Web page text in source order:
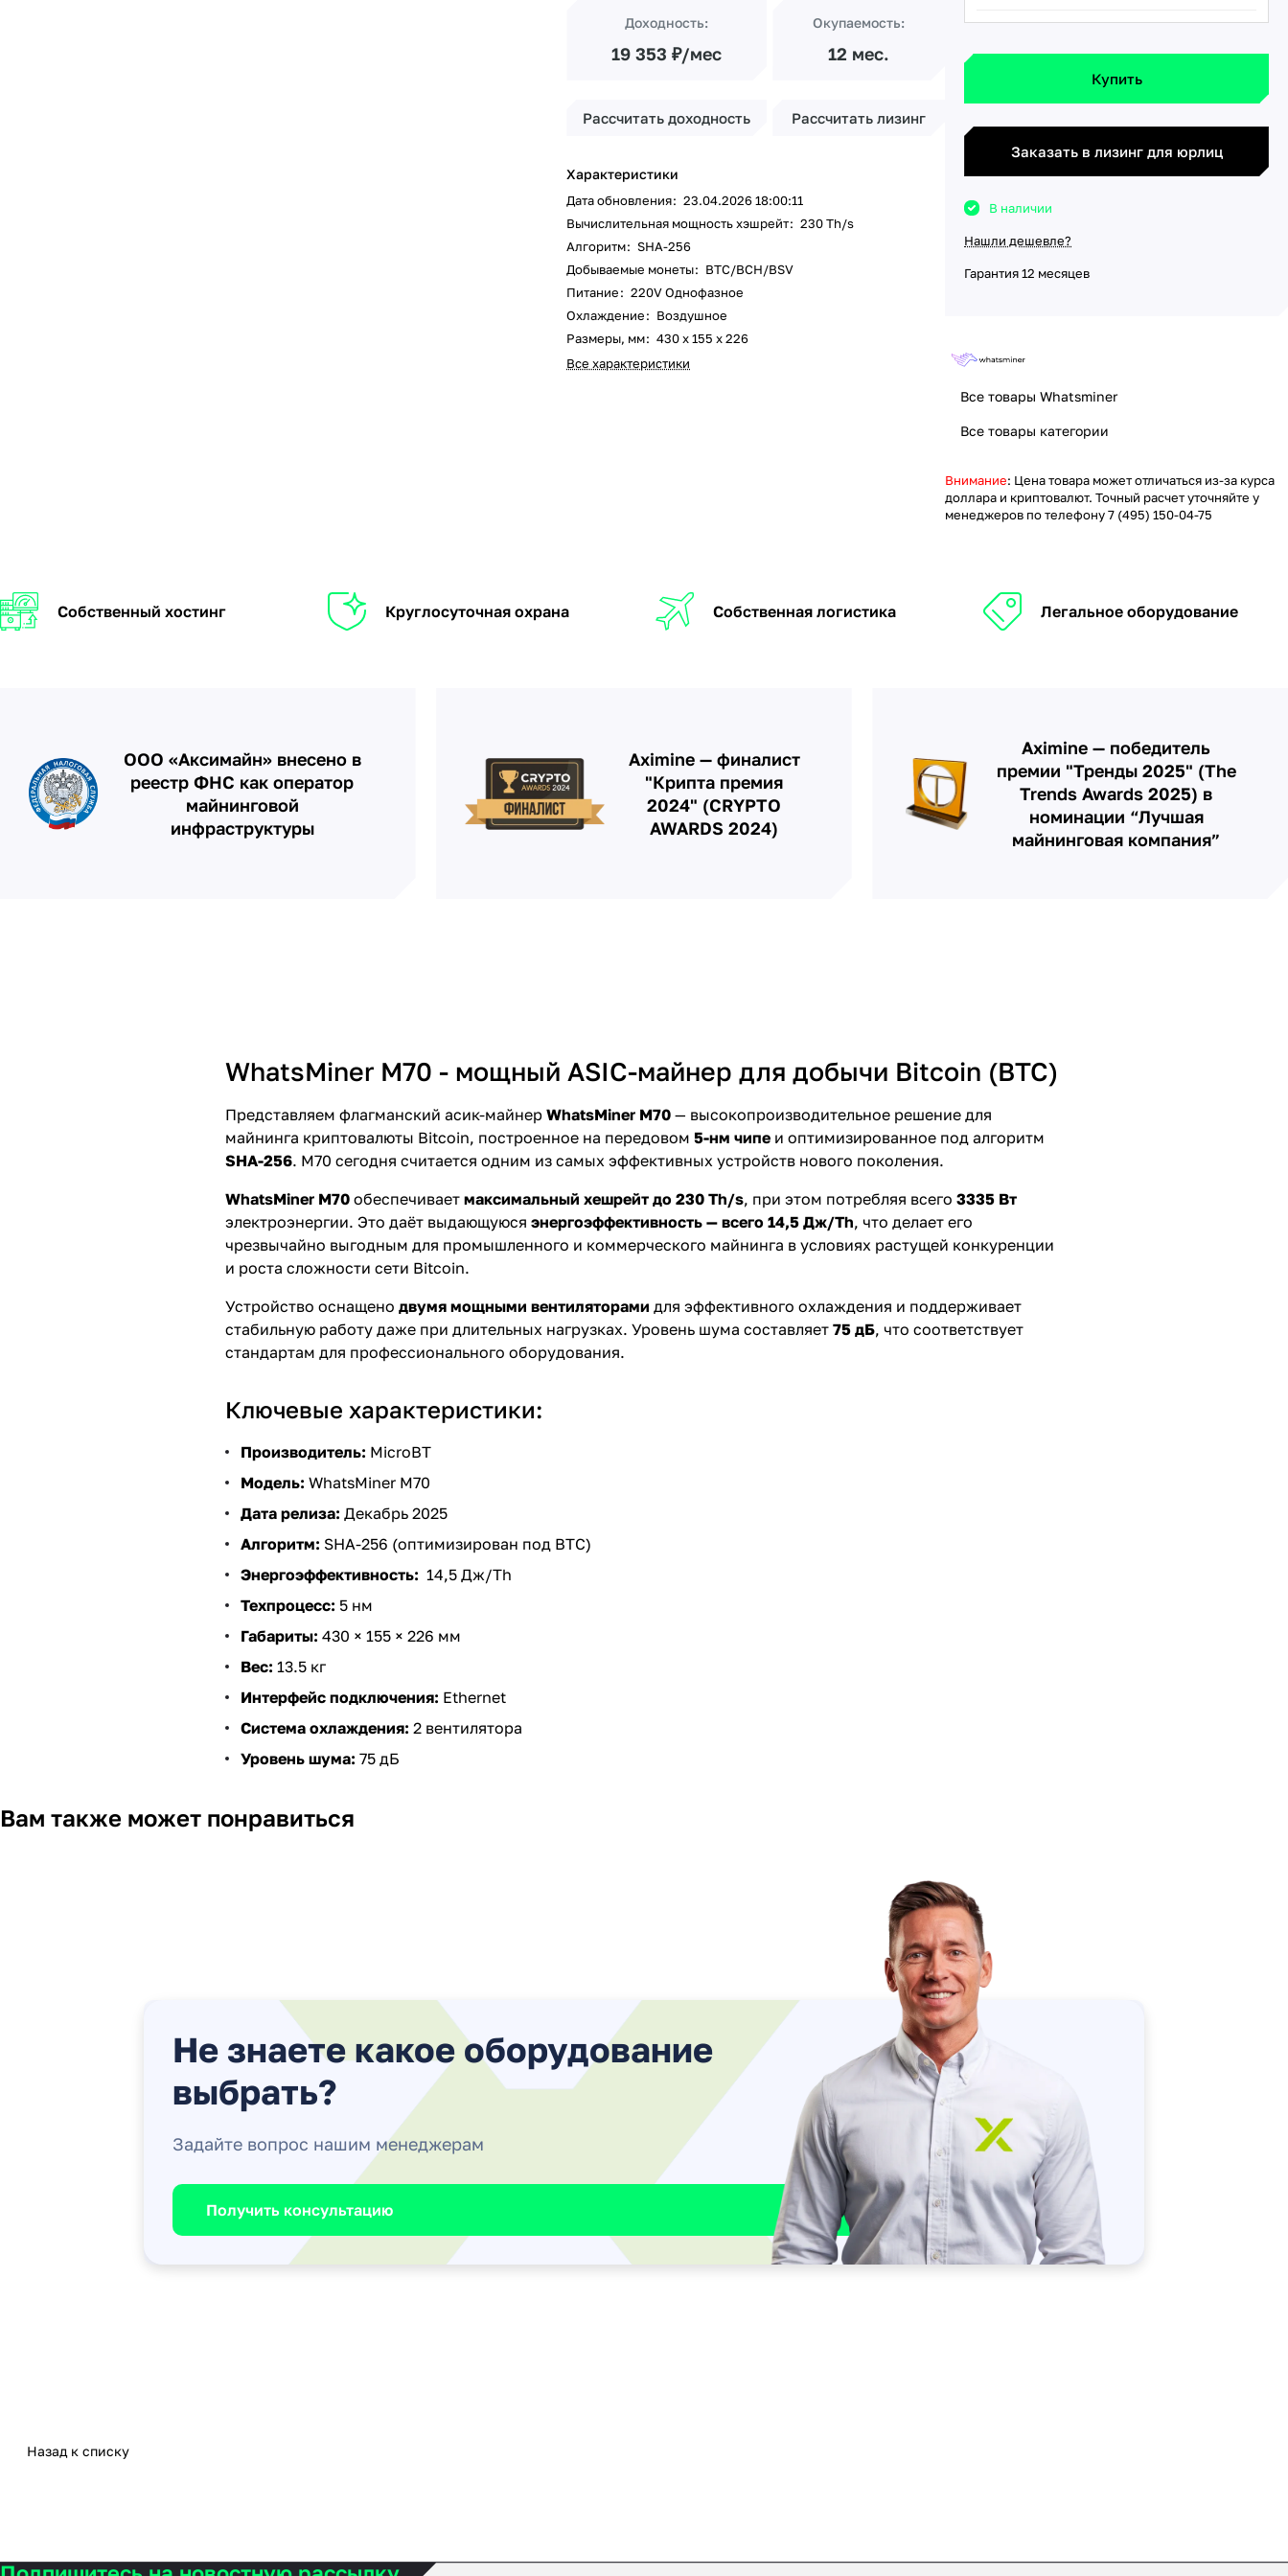
Доходность:
19 353 ₽/мес
Окупаемость:
12 мес.
Рассчитать доходность Рассчитать лизинг
Характеристики
Дата обновления: 23.04.2026 18:00:11
Вычислительная мощность хэшрейт: 230 Th/s
Алгоритм: SHA-256
Добываемые монеты: BTC/BCH/BSV
Питание: 220V Однофазное
Охлаждение: Воздушное
Размеры, мм: 430 x 155 x 226
Все характеристики
Купить
Заказать в лизинг для юрлиц
В наличии
Нашли дешевле?
Гарантия 12 месяцев
Все товары Whatsminer
Все товары категории
Внимание: Цена товара может отличаться из-за курса
доллара и криптовалют. Точный расчет уточняйте у
менеджеров по телефону7 (495) 150-04-75
Собственный хостинг Круглосуточная охрана Собственная логистика Легальное оборудование
ООО «Аксимайн» внесено в
реестр ФНС как оператор
майнинговой
инфраструктуры
Aximine — финалист
"Крипта премия
2024" (CRYPTO
AWARDS 2024)
Aximine — победитель
премии "Тренды 2025" (The
Trends Awards 2025) в
номинации “Лучшая
майнинговая компания”
WhatsMiner M70 - мощный ASIC-майнер для добычи Bitcoin (BTC)
Представляем флагманский асик-майнерWhatsMiner M70 — высокопроизводительное решение для
майнинга криптовалюты Bitcoin, построенное на передовом5-нм чипе и оптимизированное под алгоритм
SHA-256. M70 сегодня считается одним из самых эффективных устройств нового поколения.
WhatsMiner M70 обеспечиваетмаксимальный хешрейт до 230 Th/s, при этом потребляя всего3335 Вт
электроэнергии. Это даёт выдающуюсяэнергоэффективность — всего 14,5 Дж/Th, что делает его
чрезвычайно выгодным для промышленного и коммерческого майнинга в условиях растущей конкуренции
и роста сложности сети Bitcoin.
Устройство оснащенодвумя мощными вентиляторами для эффективного охлаждения и поддерживает
стабильную работу даже при длительных нагрузках. Уровень шума составляет75 дБ, что соответствует
стандартам для профессионального оборудования.
Ключевые характеристики:
Производитель: MicroBT
Модель: WhatsMiner M70
Дата релиза: Декабрь 2025
Алгоритм: SHA-256 (оптимизирован под BTC)
Энергоэффективность: 14,5 Дж/Th
Техпроцесс: 5 нм
Габариты: 430 × 155 × 226 мм
Вес: 13.5 кг
Интерфейс подключения: Ethernet
Система охлаждения: 2 вентилятора
Уровень шума: 75 дБ
Вам также может понравиться
Не знаете какое оборудование
выбрать?
Задайте вопрос нашим менеджерам
Получить консультацию
Назад к списку